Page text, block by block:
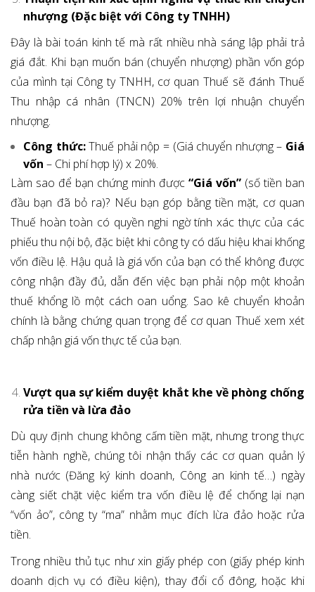
nhượng (Đặc biệt với Công ty TNHH)
Đây là bài toán kinh tế mà rất nhiều nhà sáng lập phải trả
giá đắt. Khi bạn muốn bán (chuyển nhượng) phần vốn góp
của mình tại Công ty TNHH, cơ quan Thuế sẽ đánh Thuế
Thu nhập cá nhân (TNCN) 20% trên lợi nhuận chuyển
nhượng.
Công thức:Thuế phải nộp = (Giá chuyển nhượng – Giá
vốn – Chi phí hợp lý) x 20%.
Làm sao để bạn chứng minh được “Giá vốn” (số tiền ban
đầu bạn đã bỏ ra)? Nếu bạn góp bằng tiền mặt, cơ quan
Thuế hoàn toàn có quyền nghi ngờ tính xác thực của các
phiếu thu nội bộ, đặc biệt khi công ty có dấu hiệu khai khống
vốn điều lệ. Hậu quả là giá vốn của bạn có thể không được
công nhận đầy đủ, dẫn đến việc bạn phải nộp một khoản
thuế khổng lồ một cách oan uổng. Sao kê chuyển khoản
chính là bằng chứng quan trọng để cơ quan Thuế xem xét
chấp nhận giá vốn thực tế của bạn.
Vượt qua sự kiểm duyệt khắt khe về phòng chống
rửa tiền và lừa đảo
Dù quy định chung không cấm tiền mặt, nhưng trong thực
tiễn hành nghề, chúng tôi nhận thấy các cơ quan quản lý
nhà nước (Đăng ký kinh doanh, Công an kinh tế…) ngày
càng siết chặt việc kiểm tra vốn điều lệ để chống lại nạn
“vốn ảo”, công ty “ma” nhằm mục đích lừa đảo hoặc rửa
tiền.
Trong nhiều thủ tục như xin giấy phép con (giấy phép kinh
doanh dịch vụ có điều kiện), thay đổi cổ đông, hoặc khi